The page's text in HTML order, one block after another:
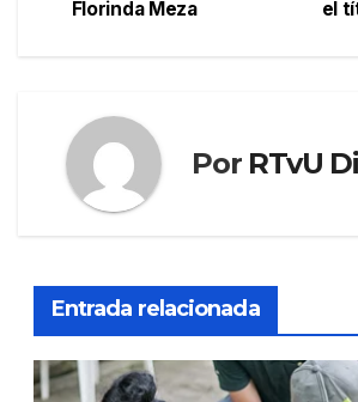
el
Florinda Meza
Por RTvU
Entrada relacionada